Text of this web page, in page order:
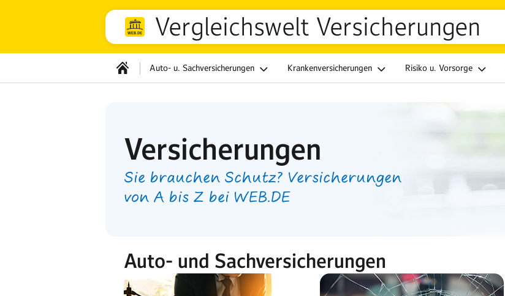
Vergleichswelt Versicherungen
Auto- u. Sachversicherungen Krankenversicherungen Risiko u. Vorsorge
Versicherungen
Sie brauchen Schutz? Versicherungen
von A bis Z bei WEB.DE
Auto- und Sachversicherungen